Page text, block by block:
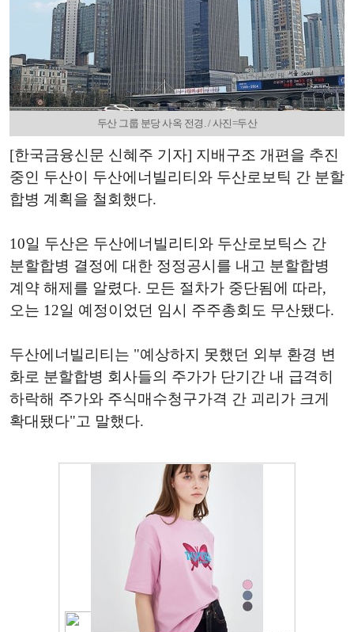
두산 그룹 분당 사옥 전경. / 사진=두산
[한국금융신문 신혜주 기자] 지배구조 개편을 추진
중인 두산이 두산에너빌리티와 두산로보틱 간 분할
합병 계획을 철회했다.
10일 두산은 두산에너빌리티와 두산로보틱스 간
분할합병 결정에 대한 정정공시를 내고 분할합병
계약 해제를 알렸다. 모든 절차가 중단됨에 따라,
오는 12일 예정이었던 임시 주주총회도 무산됐다.
두산에너빌리티는 "예상하지 못했던 외부 환경 변
화로 분할합병 회사들의 주가가 단기간 내 급격히
하락해 주가와 주식매수청구가격 간 괴리가 크게
확대됐다"고 말했다.